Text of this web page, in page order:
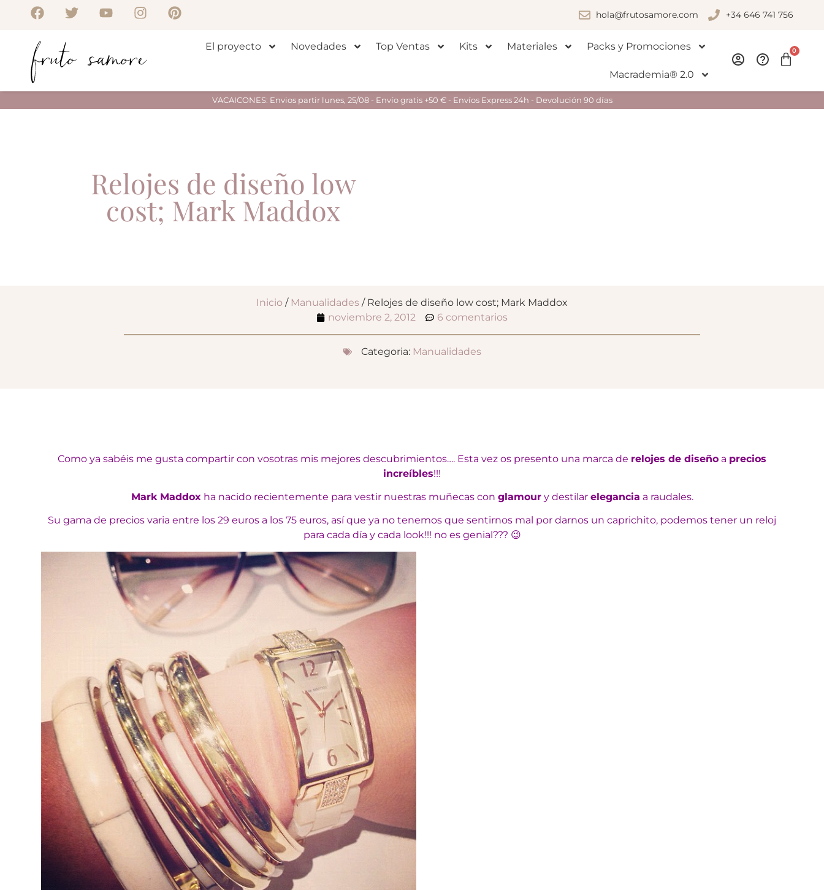
hola@frutosamore.com +34 646 741 756
El proyecto Novedades Top Ventas Kits Materiales Packs y Promociones
Macrademia® 2.0
0
VACAICONES: Envios partir lunes, 25/08 - Envío gratis +50 € - Envíos Express 24h - Devolución 90 días
Relojes de diseño low
cost; Mark Maddox
Inicio / Manualidades / Relojes de diseño low cost; Mark Maddox
noviembre 2, 2012
6 comentarios
Categoria: Manualidades
Como ya sabéis me gusta compartir con vosotras mis mejores descubrimientos…. Esta vez os presento una marca de relojes de diseño a precios
increíbles!!!
Mark Maddoxha nacido recientemente para vestir nuestras muñecas con glamoury destilar elegancia a raudales.
Su gama de precios varia entre los 29 euros a los 75 euros, así que ya no tenemos que sentirnos mal por darnos un caprichito, podemos tener un reloj
para cada día y cada look!!! no es genial??? 😉